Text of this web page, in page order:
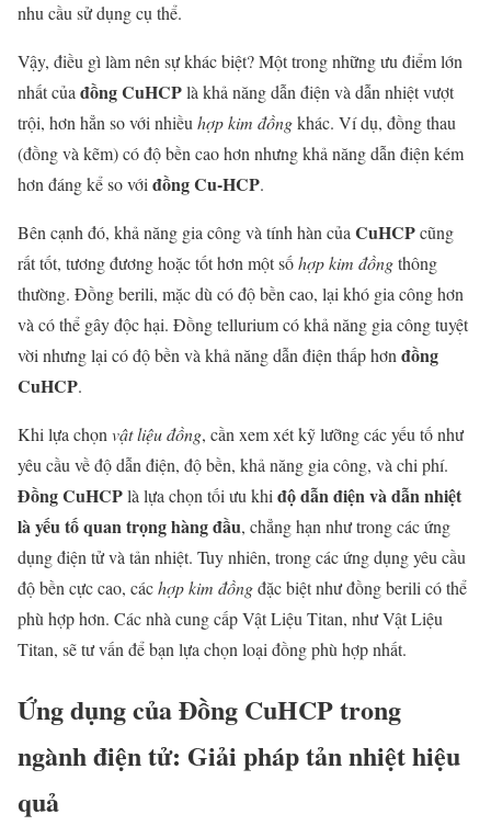
nhu cầu sử dụng cụ thể.
Vậy, điều gì làm nên sự khác biệt? Một trong những ưu điểm lớn
nhất củađồng CuHCPlà khả năng dẫn điện và dẫn nhiệt vượt
trội, hơn hẳn so với nhiềuhợp kim đồngkhác. Ví dụ, đồng thau
(đồng và kẽm) có độ bền cao hơn nhưng khả năng dẫn điện kém
hơn đáng kể so vớiđồng Cu-HCP.
Bên cạnh đó, khả năng gia công và tính hàn củaCuHCPcũng
rất tốt, tương đương hoặc tốt hơn một sốhợp kim đồngthông
thường. Đồng berili, mặc dù có độ bền cao, lại khó gia công hơn
và có thể gây độc hại. Đồng tellurium có khả năng gia công tuyệt
vời nhưng lại có độ bền và khả năng dẫn điện thấp hơnđồng
CuHCP.
Khi lựa chọnvật liệu đồng, cần xem xét kỹ lưỡng các yếu tố như
yêu cầu về độ dẫn điện, độ bền, khả năng gia công, và chi phí.
Đồng CuHCPlà lựa chọn tối ưu khiđộ dẫn điện và dẫn nhiệt
là yếu tố quan trọng hàng đầu, chẳng hạn như trong các ứng
dụng điện tử và tản nhiệt. Tuy nhiên, trong các ứng dụng yêu cầu
độ bền cực cao, cáchợp kim đồngđặc biệt như đồng berili có thể
phù hợp hơn. Các nhà cung cấp Vật Liệu Titan, như Vật Liệu
Titan, sẽ tư vấn để bạn lựa chọn loại đồng phù hợp nhất.
Ứng dụng của Đồng CuHCP trong
ngành điện tử: Giải pháp tản nhiệt hiệu
quả